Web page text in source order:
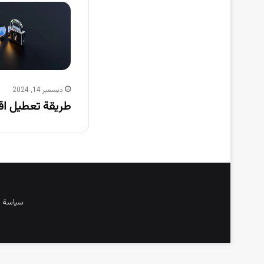
ديسمبر 14, 2024
طريقة تعطيل
سياسة